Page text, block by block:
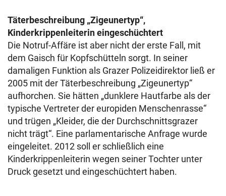
Täterbeschreibung „Zigeunertyp“,
Kinderkrippenleiterin eingeschüchtert
Die Notruf-Affäre ist aber nicht der erste Fall, mit
dem Gaisch für Kopfschütteln sorgt. In seiner
damaligen Funktion als Grazer Polizeidirektor ließ er
2005 mit der Täterbeschreibung „Zigeunertyp“
aufhorchen. Sie hätten „dunklere Hautfarbe als der
typische Vertreter der europiden Menschenrasse“
und trügen „Kleider, die der Durchschnittsgrazer
nicht trägt“. Eine parlamentarische Anfrage wurde
eingeleitet. 2012 soll er schließlich eine
Kinderkrippenleiterin wegen seiner Tochter unter
Druck gesetzt und eingeschüchtert haben.